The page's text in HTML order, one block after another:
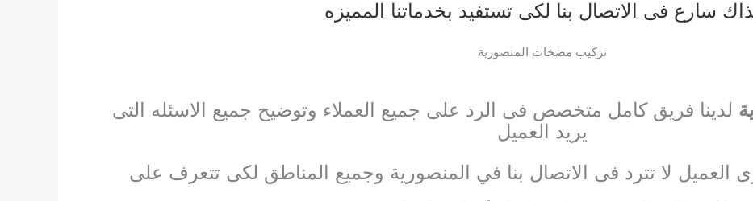
سارع فى الاتصال بنا لكى تستفيد بخدماتنا المميزه
تركيب مضخات المنصورية
لدينا فريق كامل متخصص فى الرد على جميع العملاء وتوضيح جميع الاسئله التى
يريد العميل
العميل لا تترد فى الاتصال بنا في المنصورية وجميع المناطق لكى تتعرف على